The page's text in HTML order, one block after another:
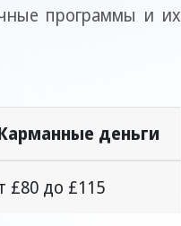
программы и их
деньги
£80 до £115